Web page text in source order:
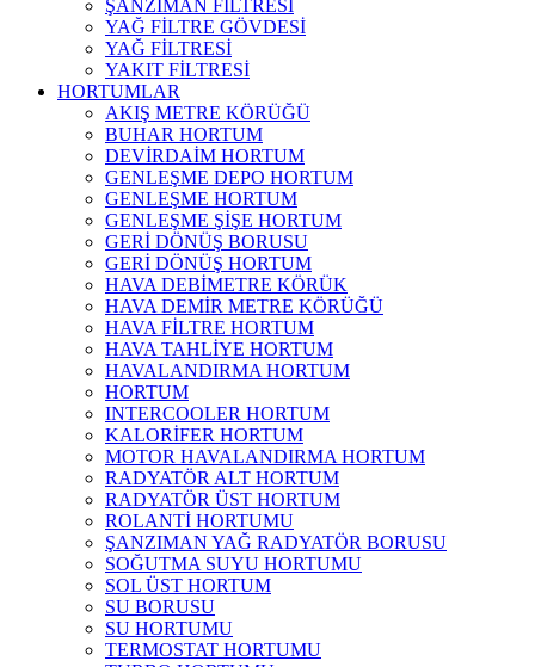
ŞANZIMAN FİLTRESİ
YAĞ FİLTRE GÖVDESİ
YAĞ FİLTRESİ
YAKIT FİLTRESİ
HORTUMLAR
AKIŞ METRE KÖRÜĞÜ
BUHAR HORTUM
DEVİRDAİM HORTUM
GENLEŞME DEPO HORTUM
GENLEŞME HORTUM
GENLEŞME ŞİŞE HORTUM
GERİ DÖNÜŞ BORUSU
GERİ DÖNÜŞ HORTUM
HAVA DEBİMETRE KÖRÜK
HAVA DEMİR METRE KÖRÜĞÜ
HAVA FİLTRE HORTUM
HAVA TAHLİYE HORTUM
HAVALANDIRMA HORTUM
HORTUM
INTERCOOLER HORTUM
KALORİFER HORTUM
MOTOR HAVALANDIRMA HORTUM
RADYATÖR ALT HORTUM
RADYATÖR ÜST HORTUM
ROLANTİ HORTUMU
ŞANZIMAN YAĞ RADYATÖR BORUSU
SOĞUTMA SUYU HORTUMU
SOL ÜST HORTUM
SU BORUSU
SU HORTUMU
TERMOSTAT HORTUMU